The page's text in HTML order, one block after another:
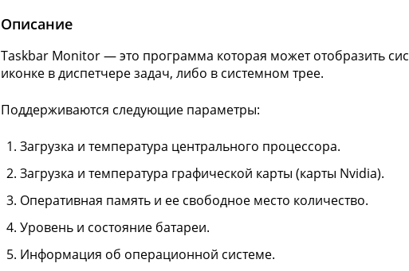
Описание
Taskbar Monitor — это программа которая может отобразить
иконке в диспетчере задач, либо в системном трее.
Поддерживаются следующие параметры:
Загрузка и температура центрального процессора.
Загрузка и температура графической карты (карты Nvidia).
Оперативная память и ее свободное место количество.
Уровень и состояние батареи.
Информация об операционной системе.